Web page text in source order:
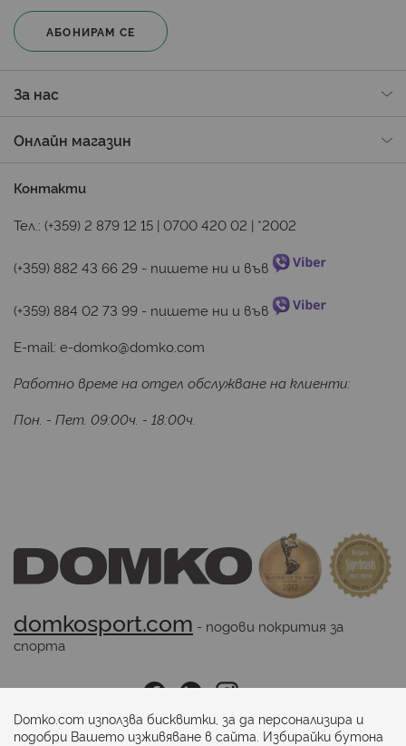
АБОНИРАМ СЕ
За нас
Онлайн магазин
Контакти
Тел.: (+359) 2 879 12 15 | 0700 420 02 | *2002
(+359) 882 43 66 29 - пишете ни и във
(+359) 884 02 73 99 - пишете ни и във
E-mail: e-domko@domko.com
Работно време на отдел обслужване на клиенти:
Пон. - Пет. 09:00ч. - 18:00ч.
domkosport.com - подови покрития за
спорта
Последвайте ни:
Domko.com използва бисквитки, за да персонализира и
подобри Вашето изживяване в сайта. Избирайки бутона